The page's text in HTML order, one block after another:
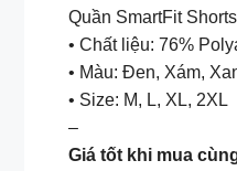
Quần SmartFit Shorts
• Chất liệu: 76%
• Màu: Đen, Xám,
• Size: M, L, XL, 2XL
–
Giá tốt khi mua